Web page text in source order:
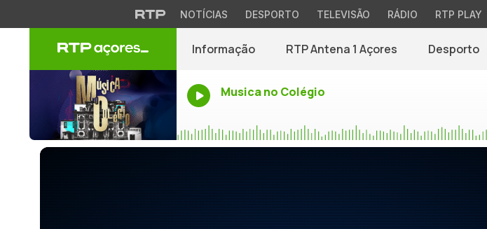
NOTÍCIAS DESPORTO TELEVISÃO RÁDIO RTP PLAY
Informação RTP Antena 1 Açores Desporto
Musica no Colégio